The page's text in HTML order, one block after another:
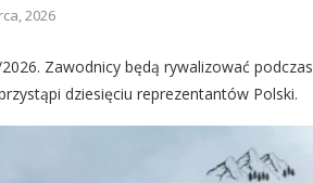
2026
Zawodnicy będą rywalizować podczas
dziesięciu reprezentantów Polski.